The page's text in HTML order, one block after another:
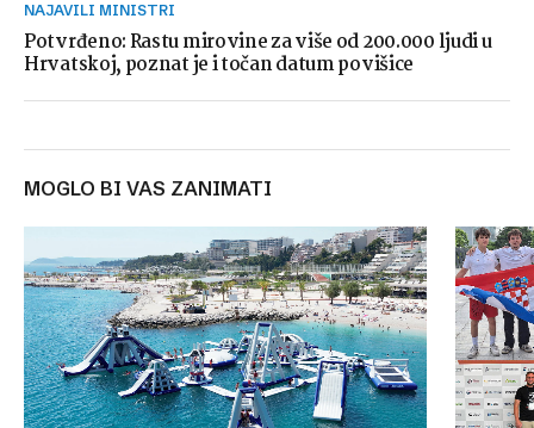
NAJAVILI MINISTRI
Potvrđeno: Rastu mirovine za više od 200.000 ljudi u
Hrvatskoj, poznat je i točan datum povišice
MOGLO BI VAS ZANIMATI